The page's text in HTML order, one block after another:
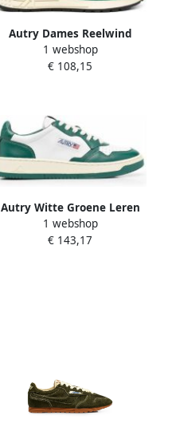
Autry Dames Reelwind
Leren Sneakers Green
Dames
1 webshop
€ 108,15
Autry Witte Groene Leren
Sneakers met
Geperforeerde Neus Green
1 webshop
€ 143,17